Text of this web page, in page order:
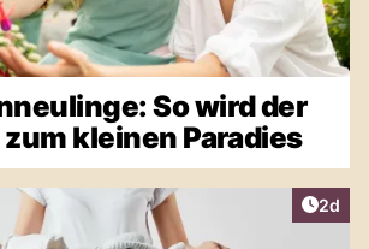
So wird der
kleinen Paradies
2d